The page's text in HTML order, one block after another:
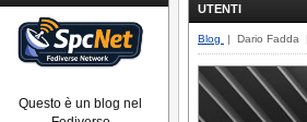
Questo è un blog nel
UTENTI
Blog | Dario Fadda